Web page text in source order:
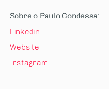
Sobre o Paulo Condessa:
Linkedin
Website
Instagram